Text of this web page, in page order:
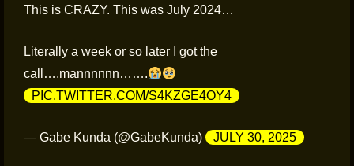
This is CRAZY. This was July 2024…
Literally a week or so later I got the
call….mannnnnn…….
PIC.TWITTER.COM/S4KZGE4OY4
— Gabe Kunda (@GabeKunda) JULY 30, 2025